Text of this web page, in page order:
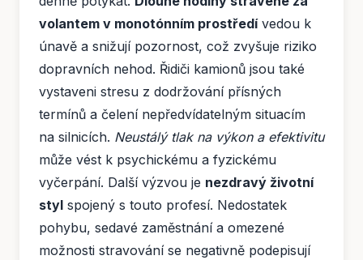
volantem v monotónním prostředívedou k
únavě a snižují pozornost, což zvyšuje riziko
dopravních nehod. Řidiči kamionů jsou také
vystaveni stresu z dodržování přísných
termínů a čelení nepředvídatelným situacím
na silnicích. Neustálý tlak na výkon a efektivitu
může vést k psychickému a fyzickému
vyčerpání. Další výzvou je nezdravý životní
styl spojený s touto profesí. Nedostatek
pohybu, sedavé zaměstnání a omezené
možnosti stravování se negativně podepisují